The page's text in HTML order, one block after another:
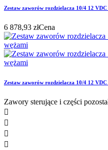
Zestaw zaworów rozdzielacza 10/4 12 VDC
6 878,93 złCena
Zestaw zaworów rozdzielacza 10/4 12 VDC
Zawory sterujące i części



